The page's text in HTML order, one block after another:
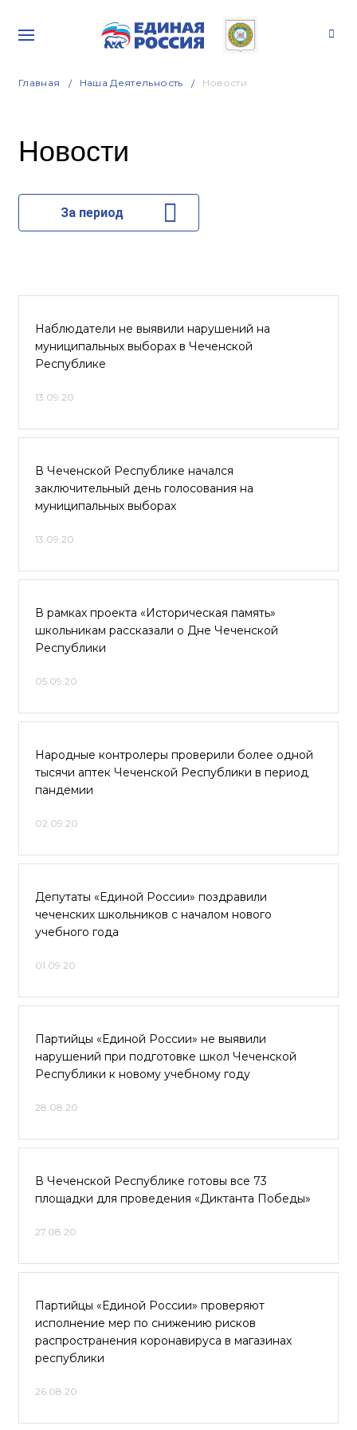
Главная Наша Деятельность Новости
Новости
За период
Наблюдатели не выявили нарушений на
муниципальных выборах в Чеченской
Республике
13.09.20
В Чеченской Республике начался
заключительный день голосования на
муниципальных выборах
13.09.20
В рамках проекта «Историческая память»
школьникам рассказали о Дне Чеченской
Республики
05.09.20
Народные контролеры проверили более одной
тысячи аптек Чеченской Республики в период
пандемии
02.09.20
Депутаты «Единой России» поздравили
чеченских школьников с началом нового
учебного года
01.09.20
Партийцы «Единой России» не выявили
нарушений при подготовке школ Чеченской
Республики к новому учебному году
28.08.20
В Чеченской Республике готовы все 73
площадки для проведения «Диктанта Победы»
27.08.20
Партийцы «Единой России» проверяют
исполнение мер по снижению рисков
распространения коронавируса в магазинах
республики
26.08.20